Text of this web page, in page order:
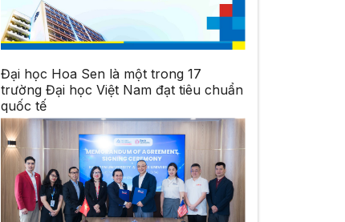
Đại học Hoa Sen là một trong 17
trường Đại học Việt Nam đạt tiêu chuẩn
quốc tế